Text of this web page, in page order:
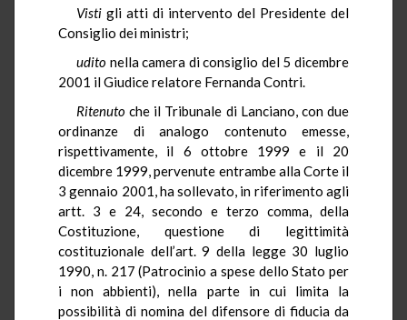
Visti gli atti di intervento del Presidente del
Consiglio dei ministri;
udito nella camera di consiglio del 5 dicembre
2001 il Giudice relatore Fernanda Contri.
Ritenuto che il Tribunale di Lanciano, con due
ordinanze di analogo contenuto emesse,
rispettivamente, il 6 ottobre 1999 e il 20
dicembre 1999, pervenute entrambe alla Corte il
3 gennaio 2001, ha sollevato, in riferimento agli
artt. 3 e 24, secondo e terzo comma, della
Costituzione, questione di legittimità
costituzionale dell’art. 9 della legge 30 luglio
1990, n. 217 (Patrocinio a spese dello Stato per
i non abbienti), nella parte in cui limita la
possibilità di nomina del difensore di fiducia da